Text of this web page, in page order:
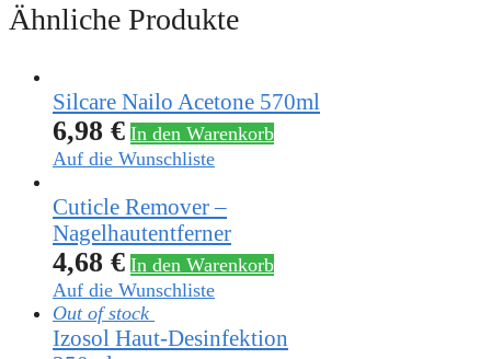
Ähnliche Produkte
Silcare Nailo Acetone 570ml
6,98 € In den Warenkorb
Auf die Wunschliste
Cuticle Remover –
Nagelhautentferner
4,68 € In den Warenkorb
Auf die Wunschliste
Out of stock
Izosol Haut-Desinfektion